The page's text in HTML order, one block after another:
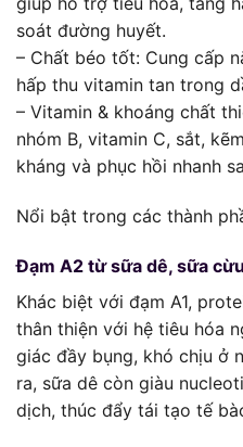
soát đường huyết.
– Chất béo tốt: Cung cấp
hấp thu vitamin tan trong
– Vitamin & khoáng chất
nhóm B, vitamin C, sắt,
kháng và phục hồi nhanh
Nổi bật trong các thành
Đạm A2 từ sữa dê, sữa cừu
Khác biệt với đạm A1,
thân thiện với hệ tiêu hóa
giác đầy bụng, khó chịu ở
ra, sữa dê còn giàu
dịch, thúc đẩy tái tạo tế